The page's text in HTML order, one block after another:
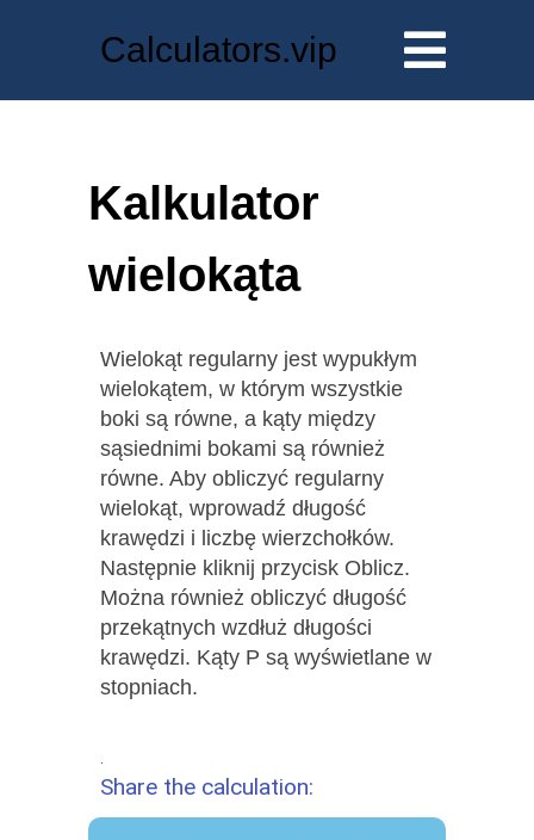
Calculators.vip
Kalkulator
wielokąta
Wielokąt regularny jest wypukłym
wielokątem, w którym wszystkie
boki są równe, a kąty między
sąsiednimi bokami są również
równe. Aby obliczyć regularny
wielokąt, wprowadź długość
krawędzi i liczbę wierzchołków.
Następnie kliknij przycisk Oblicz.
Można również obliczyć długość
przekątnych wzdłuż długości
krawędzi. Kąty P są wyświetlane w
stopniach.
Share the calculation: